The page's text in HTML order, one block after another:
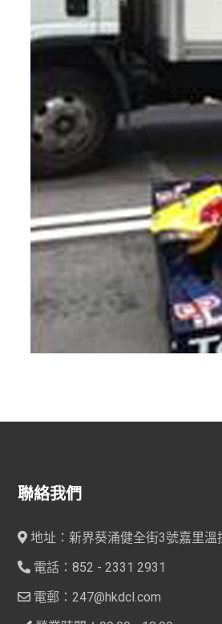
聯絡我們
地址：新界葵涌健全街3號嘉里溫
電話：852 - 2331 2931
電郵：247@hkdcl.com